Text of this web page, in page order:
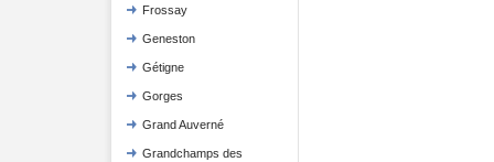
Frossay
Geneston
Gétigne
Gorges
Grand Auverné
Grandchamps des